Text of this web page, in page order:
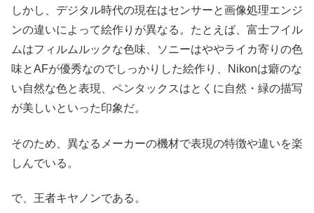
しかし、デジタル時代の現在はセンサーと画像処理エンジ
ンの違いによって絵作りが異なる。たとえば、富士フイル
ムはフィルムルックな色味、ソニーはややライカ寄りの色
味とAFが優秀なのでしっかりした絵作り、Nikonは癖のな
い自然な色と表現、ペンタックスはとくに自然・緑の描写
が美しいといった印象だ。
そのため、異なるメーカーの機材で表現の特徴や違いを楽
しんでいる。
で、王者キヤノンである。